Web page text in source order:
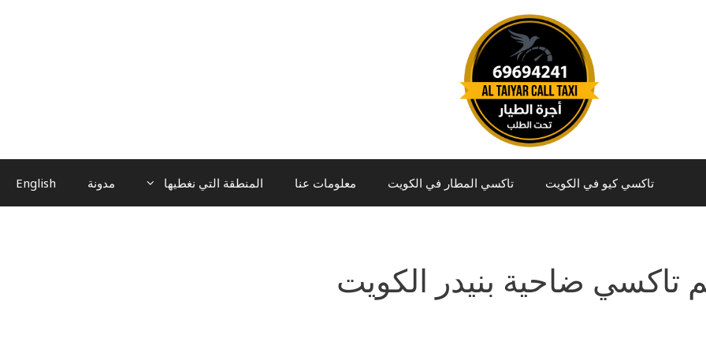
تاكسي كيو في الكويت تاكسي المطار في الكويت معلومات عنا المنطقة التي نغطيها مدونة English
تاكسي ضاحية بنيدر الكويت